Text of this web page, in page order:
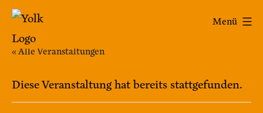
Zum
springen
Yolk
-
Café
im
Menü
« Alle Veranstaltungen
Diese Veranstaltung hat bereits stattgefunden.